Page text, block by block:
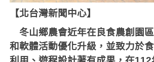
【北台灣新聞中心】
冬山鄉農會近年在良食農創園
和軟體活動優化升級，並致力於